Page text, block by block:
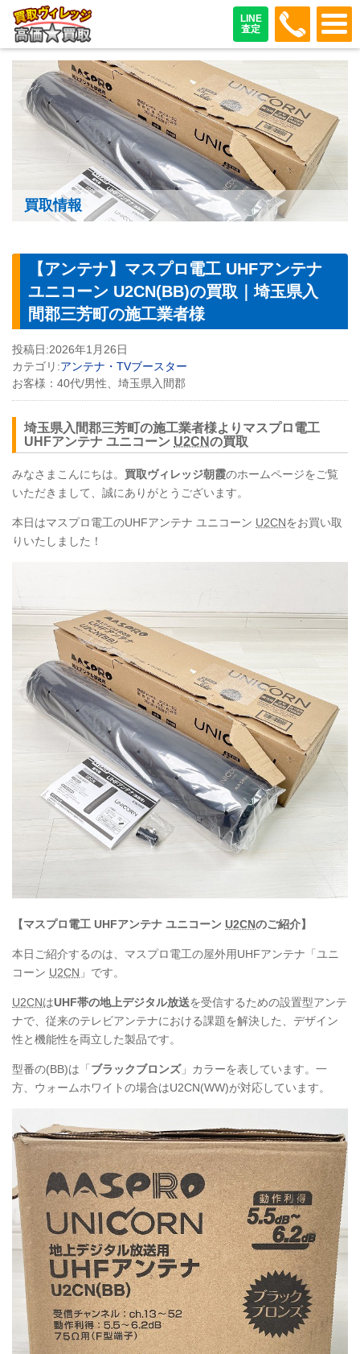
LINE
査定
048-
買取情報
【アンテナ】マスプロ電工 UHFアンテナ
ユニコーン U2CN(BB)の買取｜埼玉県入
間郡三芳町の施工業者様
投稿日:2026年1月26日
カテゴリ:アンテナ・TVブースター
お客様： 40代/男性、埼玉県入間郡
埼玉県入間郡三芳町の施工業者様よりマスプロ電工
UHFアンテナ ユニコーン U2CNの買取
みなさまこんにちは。 買取ヴィレッジ朝霞のホームページをご覧
いただきまして、誠にありがとうございます。
本日はマスプロ電工のUHFアンテナ ユニコーン U2CNをお買い取
りいたしました！
【マスプロ電工 UHFアンテナ ユニコーン U2CNのご紹介】
本日ご紹介するのは、マスプロ電工の屋外用UHFアンテナ「ユニ
コーン U2CN 」です。
U2CNはUHF帯の地上デジタル放送を受信するための設置型アンテ
ナで、従来のテレビアンテナにおける課題を解決した、デザイン
性と機能性を両立した製品です。
型番の(BB)は「 ブラックブロンズ」カラーを表しています。一
方、ウォームホワイトの場合はU2CN(WW)が対応しています。